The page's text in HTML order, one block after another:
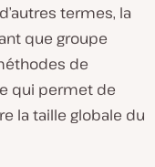
termes, la
que groupe
de
qui permet de
la taille globale du